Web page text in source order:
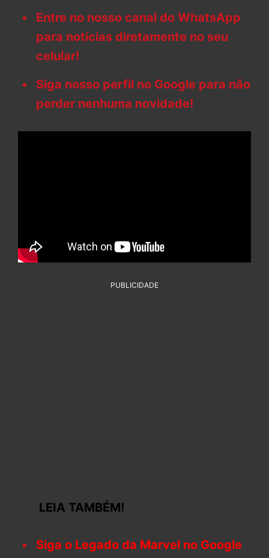
Entre no nosso canal do WhatsApp
para notícias diretamente no seu
celular!
Siga nosso perfil no Google para não
perder nenhuma novidade!
PUBLICIDADE
LEIA TAMBÉM!
Siga o Legado da Marvel no Google